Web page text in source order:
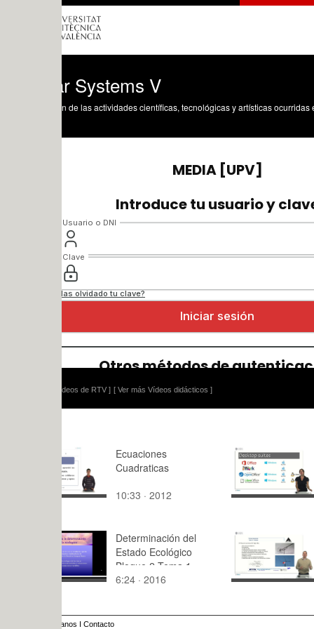
Systems V
de las actividades científicas, tecnológicas y artísticas ocurridas en los tres
[ Ver más Vídeos didácticos ]
Ecuaciones
Cuadraticas
10:33 · 2012
Suites
4:51 · 2015
Determinación del
Estado Ecológico
Bloque 2 Tema 1
6:24 · 2016
Master
Asignatura
Antena
3:30 · 2017